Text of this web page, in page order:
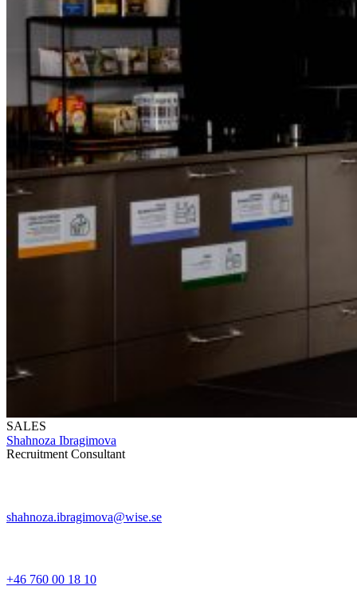
SALES
Shahnoza Ibragimova
Recruitment Consultant
shahnoza.ibragimova@wise.se
+46 760 00 18 10